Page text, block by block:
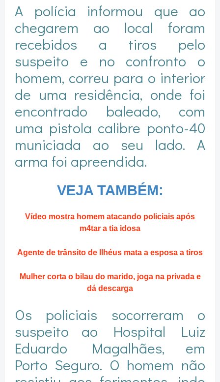
A polícia informou que ao
chegarem ao local foram
recebidos a tiros pelo
suspeito e no confronto o
homem, correu para o interior
de uma residência, onde foi
encontrado baleado, com
uma pistola calibre ponto-40
municiada ao seu lado. A
arma foi apreendida.
VEJA TAMBÉM:
Vídeo mostra homem atacando policiais após
m4tar a tia idosa
Agente de trânsito de Ilhéus mata a esposa a tiros
Mulher corta o bilau do marido, joga na privada e
dá descarga
Os policiais socorreram o
suspeito ao Hospital Luiz
Eduardo Magalhães, em
Porto Seguro. O homem não